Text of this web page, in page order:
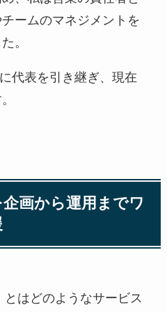
ームのマネジメントを
。
代表を引き継ぎ、現在
画から運用までワ
とはどのようなサービス